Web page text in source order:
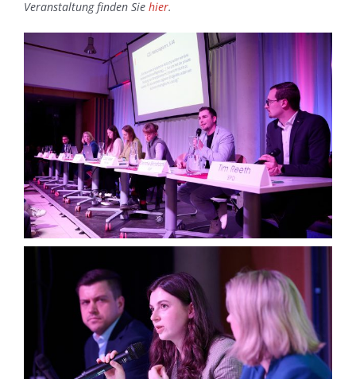
Veranstaltung finden Sie hier.